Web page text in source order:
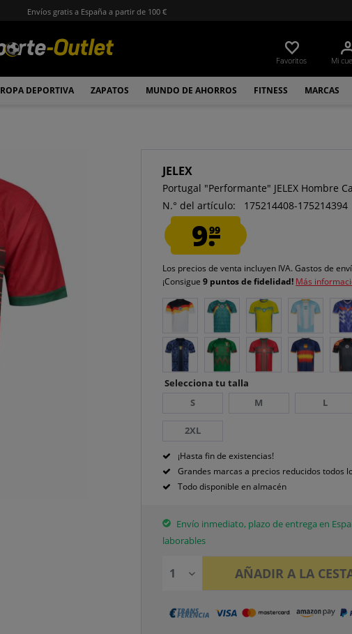
Envíos gratis a España a partir de 100 €
Favoritos Mi
DEPORTIVA ZAPATOS MUNDO DE AHORROS FITNESS MARCAS
JELEX
Portugal "Performante" JELEX Hombre
N.° del artículo:
175214408-175214394
9.99
Los precios de venta incluyen IVA.Gastos de
¡Consigue9 puntos de fidelidad! Más
Selecciona tu talla
S
M L
2XL
¡Hasta fin de existencias!
Grandes marcas a precios reducidos todos
Todo disponible en almacén
Envío inmediato, plazo de entrega en
laborables
AÑADIR A LA